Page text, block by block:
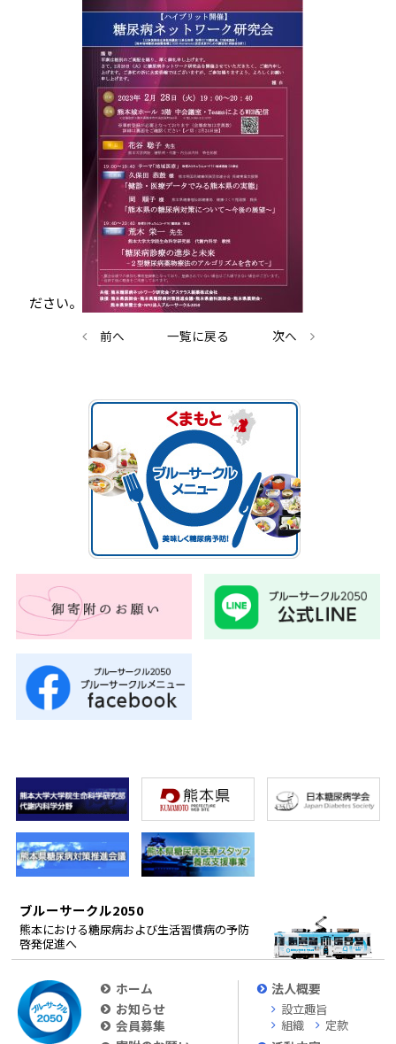
ださい。
前へ 一覧に戻る 次へ
ブルーサークル2050
熊本における糖尿病および生活習慣病の予防
啓発促進へ
ホーム
お知らせ
会員募集
法人概要
設立趣旨
組織
定款